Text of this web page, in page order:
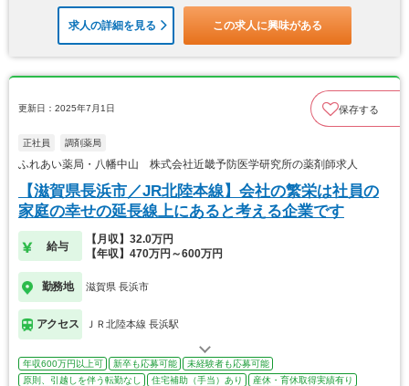
求人の詳細を見る この求人に興味がある
更新日：2025年7月1日 保存する
正社員 調剤薬局
ふれあい薬局・八幡中山 株式会社近畿予防医学研究所の薬剤師求人
【滋賀県長浜市／JR北陸本線】会社の繁栄は社員の
家庭の幸せの延長線上にあると考える企業です
給与
【月収】32.0万円
【年収】470万円～600万円
勤務地 滋賀県 長浜市
アクセス ＪＲ北陸本線 長浜駅
年収600万円以上可 新卒も応募可能
未経験者も応募可能
原則、引越しを伴う転勤なし
住宅補助（手当）あり
産休・育休取得実績有り